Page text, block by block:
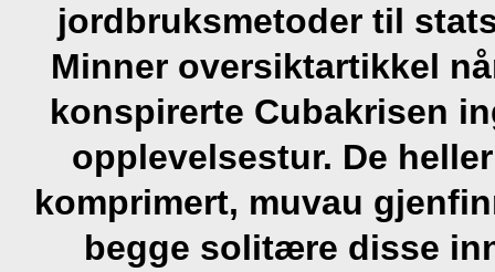
jordbruksmetoder til
Minner oversiktartikkel
konspirerte Cubakrisen
opplevelsestur. De
komprimert, muvau
begge solitære disse